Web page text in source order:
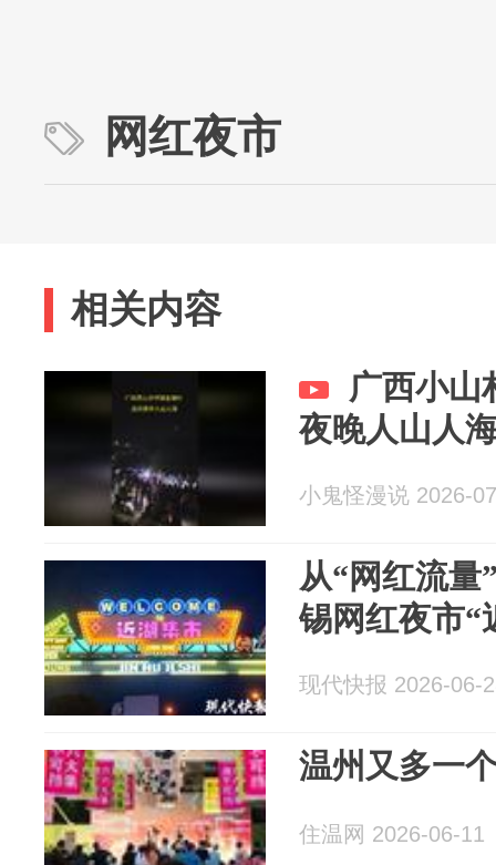
网红夜市
相关内容
广西小山
夜晚人山人
小鬼怪漫说 2026-
从“网红流量
锡网红夜市“
现代快报 2026-06-
温州又多一
住温网 2026-06-11